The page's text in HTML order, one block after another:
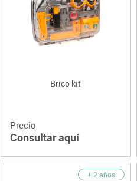
Brico kit
Precio
Consultar aquí
+ 2 años